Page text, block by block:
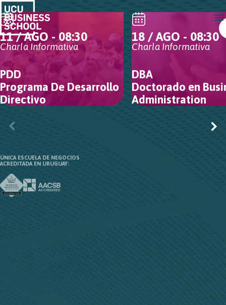
11 / AGO - 08:30
Charla Informativa
PDD
Programa De Desarrollo
Directivo
18 / AGO - 08:30
Charla Informativa
DBA
Doctorado en
Administration
ÚNICA ESCUELA DE NEGOCIOS
ACREDITADA EN URUGUAY: